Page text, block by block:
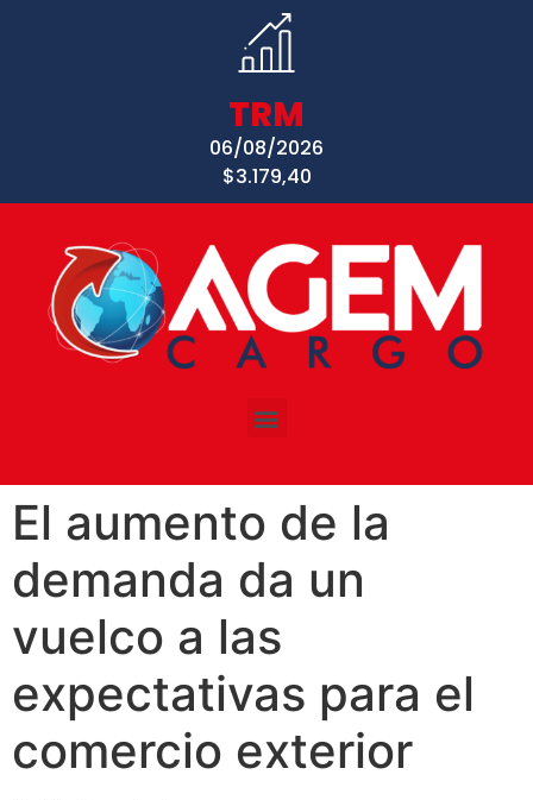
TRM
06/08/2026
$3.179,40
El aumento de la
demanda da un
vuelco a las
expectativas para el
comercio exterior